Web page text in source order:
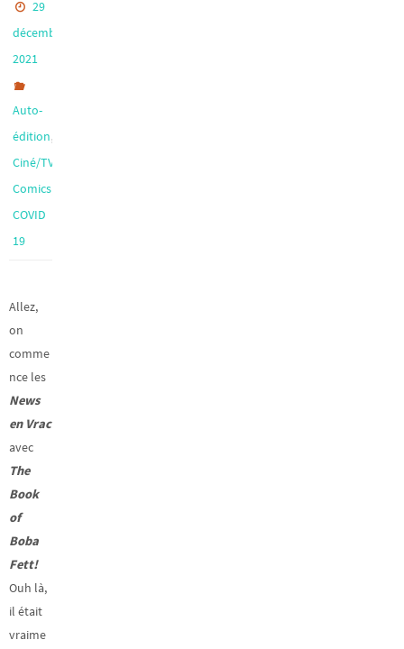
29
décembre
2021
Auto-
édition,
Ciné/TV
Comics
COVID
19
Allez,
on
comme
nce les
News
en Vrac
avec
The
Book
of
Boba
Fett!
Ouh là,
il était
vraime